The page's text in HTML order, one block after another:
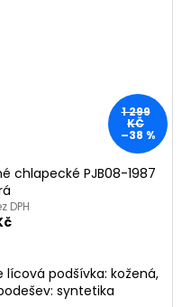
1 299
KČ
–38 %
chlapecké PJB08-1987
DPH
lícová podšívka: kožená,
syntetika